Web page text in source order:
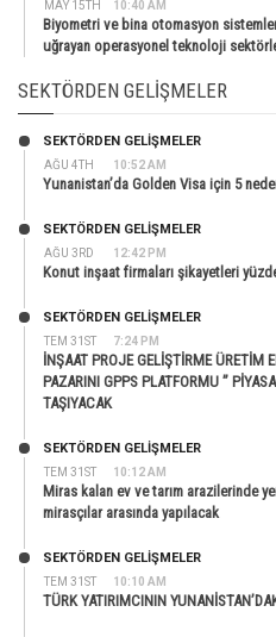
MAY 15TH 10:40 AM
Biyometri ve bina otomasyon
uğrayan operasyonel teknoloji
SEKTÖRDEN GELIŞMELER
AĞU 4TH 10:52 AM
SEKTÖRDEN GELIŞMELER
Yunanistan’da Golden Visa için 5
AĞU 3RD 12:42 PM
SEKTÖRDEN GELIŞMELER
Konut inşaat firmaları şikayetleri
TEM 31ST 7:24 PM
SEKTÖRDEN GELIŞMELER
İNŞAAT PROJE GELİŞTİRME ÜRETİM
PAZARINI GPPS PLATFORMU ”
TAŞIYACAK
TEM 31ST 10:12 AM
SEKTÖRDEN GELIŞMELER
Miras kalan ev ve tarım arazilerinde
mirasçılar arasında yapılacak
TEM 31ST 10:10 AM
SEKTÖRDEN GELIŞMELER
TÜRK YATIRIMCININ